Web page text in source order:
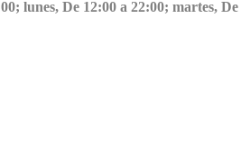
lunes, De 12:00 a 22:00; martes, De